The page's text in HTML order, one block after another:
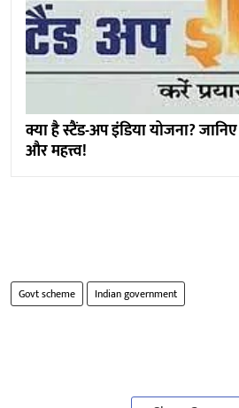
क्या है स्टैंड-अप इंडिया योजना?
और महत्त्व!
Govt scheme Indian government